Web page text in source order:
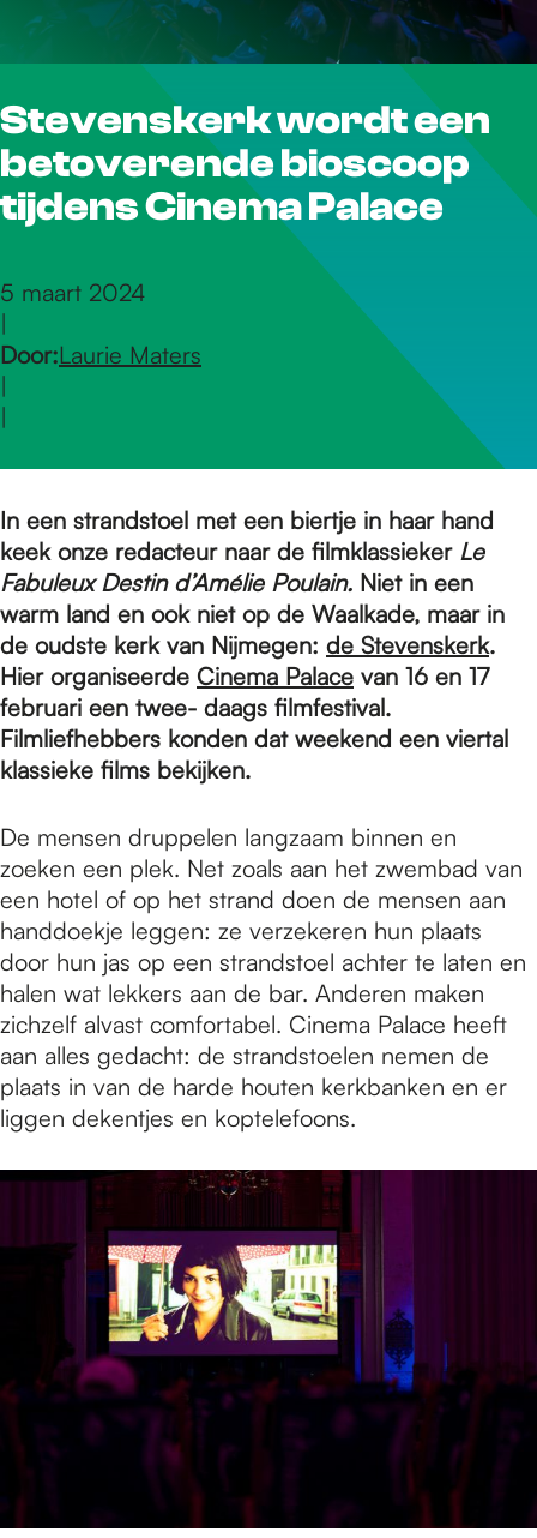
r
d
e
m
e
p
a
g
e
Stevenskerk wordt een
betoverende bioscoop
tijdens Cinema Palace
5 maart 2024
|
Door:Laurie Maters
|
|
In een strandstoel met een biertje in haar hand
keek onze redacteur naar de filmklassieker Le
Fabuleux Destin d’Amélie Poulain. Niet in een
warm land en ook niet op de Waalkade, maar in
de oudste kerk van Nijmegen: de Stevenskerk.
Hier organiseerde Cinema Palace van 16 en 17
februari een twee- daags filmfestival.
Filmliefhebbers konden dat weekend een viertal
klassieke films bekijken.
De mensen druppelen langzaam binnen en
zoeken een plek. Net zoals aan het zwembad van
een hotel of op het strand doen de mensen aan
handdoekje leggen: ze verzekeren hun plaats
door hun jas op een strandstoel achter te laten en
halen wat lekkers aan de bar. Anderen maken
zichzelf alvast comfortabel. Cinema Palace heeft
aan alles gedacht: de strandstoelen nemen de
plaats in van de harde houten kerkbanken en er
liggen dekentjes en koptelefoons.